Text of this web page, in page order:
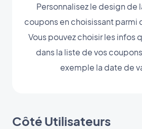
Personnalisez le design de
coupons en choisissant parmi
Vous pouvez choisir les infos
dans la liste de vos
exemple la date de
Côté Utilisateurs